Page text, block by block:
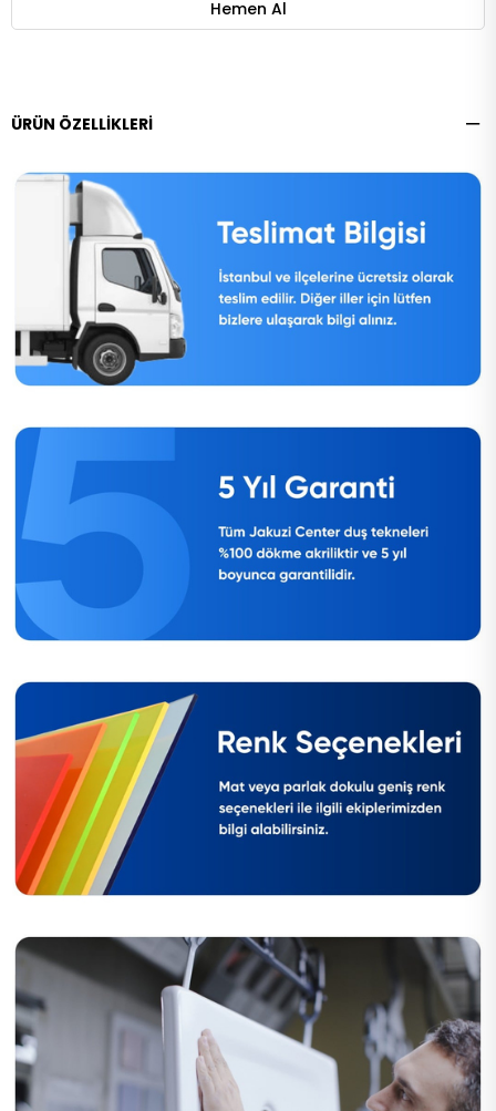
ÜRÜN ÖZELLIKLERI